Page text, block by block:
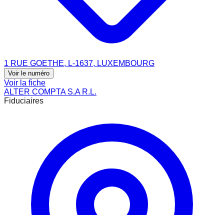
1 RUE GOETHE, L-1637, LUXEMBOURG
Voir le numéro
Voir la fiche
ALTER COMPTA S.A R.L.
Fiduciaires